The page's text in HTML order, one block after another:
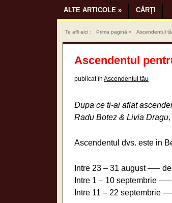
ALTE ARTICOLE » CĂRŢI
Te afli aici : Prima pagină » Ascendentul
Ascendentul
publicat în Ascendentul tău
Dupa ce ti-ai aflat
Radu Botez & Livia
Ascendentul dvs. este in
Intre 23 – 31 august —–
Intre 1 – 10 septembrie
Intre 11 – 22 septembrie